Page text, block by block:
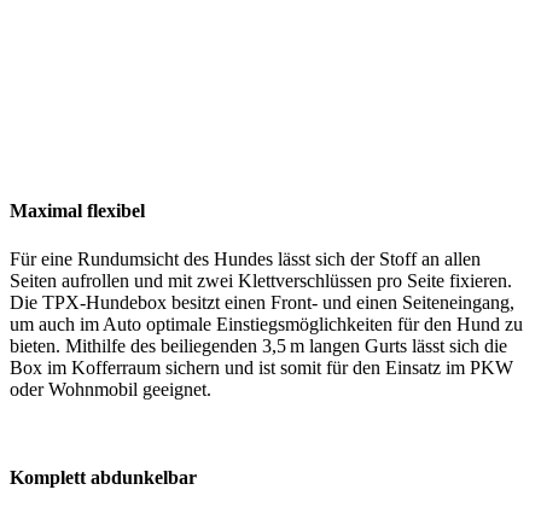
Maximal flexibel
Für eine Rundumsicht des Hundes lässt sich der Stoff an allen
Seiten aufrollen und mit zwei Klettverschlüssen pro Seite fixieren.
Die TPX-Hundebox besitzt einen Front- und einen Seiteneingang,
um auch im Auto optimale Einstiegsmöglichkeiten für den Hund zu
bieten. Mithilfe des beiliegenden 3,5 m langen Gurts lässt sich die
Box im Kofferraum sichern und ist somit für den Einsatz im PKW
oder Wohnmobil geeignet.
Komplett abdunkelbar